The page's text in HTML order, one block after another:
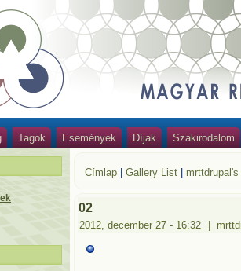
Tagok Események Díjak Szakirodalom
Címlap |Gallery List
02
2012, december 27 - 16:32